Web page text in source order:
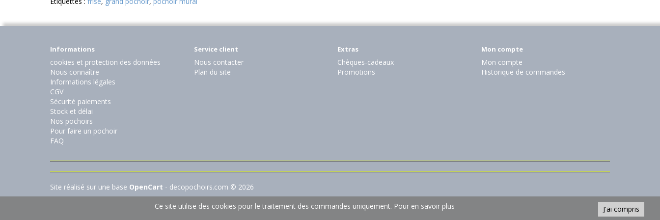
Informations
cookies et protection des données
Nous connaître
Informations légales
CGV
Sécurité paiements
Stock et délai
Nos pochoirs
Pour faire un pochoir
FAQ
Service client
Nous contacter
Plan du site
Extras
Chèques-cadeaux
Promotions
Mon compte
Mon compte
Historique de commandes
Site réalisé sur une base OpenCart - decopochoirs.com © 2026
J'ai compris
Ce site utilise des cookies pour le traitement des commandes uniquement. Pour en savoir plus